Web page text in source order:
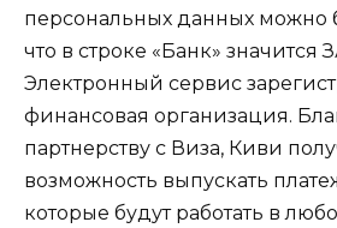
персональных данных можно
что в строке «Банк» значится
Электронный сервис
финансовая организация.
партнерству с Виза, Киви
возможность выпускать
которые будут работать в